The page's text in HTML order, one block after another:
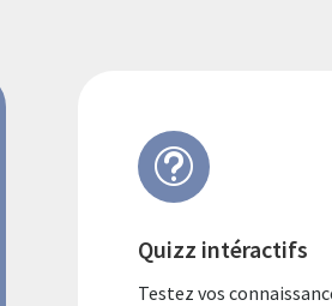
t
Quizz intéractifs
Testez vos